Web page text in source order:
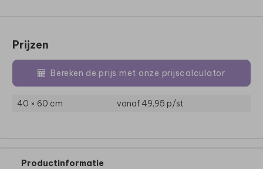
Prijzen
Bereken de prijs met onze prijscalculator
40 × 60 cm vanaf 49,95 p/st
Productinformatie